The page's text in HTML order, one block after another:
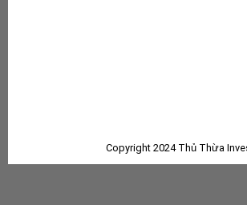
Copyright 2024 Thủ Thừa